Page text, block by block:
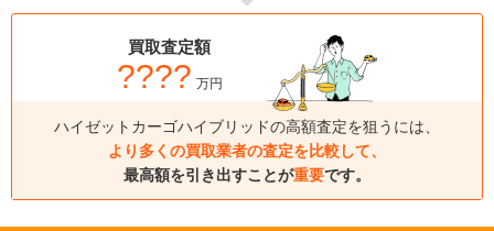
買取査定額
???? 万円
ハイゼットカーゴハイブリッドの高額査定を狙うには、
より多くの買取業者の査定を比較して、
最高額を引き出すことが重要です。